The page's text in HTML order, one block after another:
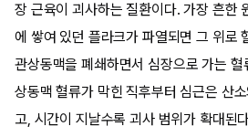
장 근육이 괴사하는 질환이다. 가장 흔한
에 쌓여 있던 플라크가 파열되면 그 위로
관상동맥을 폐쇄하면서 심장으로 가는
상동맥 혈류가 막힌 직후부터 심근은 산
고, 시간이 지날수록 괴사 범위가 확대된